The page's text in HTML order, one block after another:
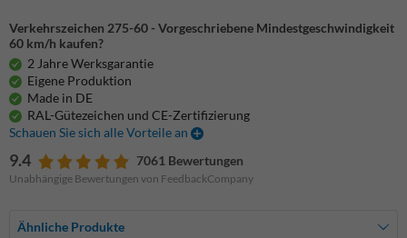
Verkehrszeichen 275-60 - Vorgeschriebene Mindestgeschwindigkeit
60 km/h kaufen?
2 Jahre Werksgarantie
Eigene Produktion
Made in DE
RAL-Gütezeichen und CE-Zertifizierung
Schauen Sie sich alle Vorteile an
9.4 7061 Bewertungen
Unabhängige Bewertungen von FeedbackCompany
Ähnliche Produkte